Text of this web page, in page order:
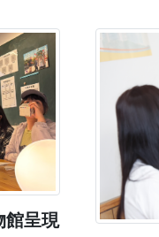
館呈現